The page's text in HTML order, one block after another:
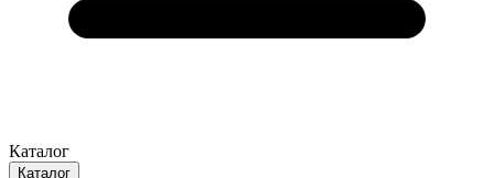
Каталог
Каталог